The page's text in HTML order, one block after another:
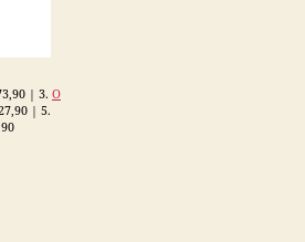
| 3. O
| 5.